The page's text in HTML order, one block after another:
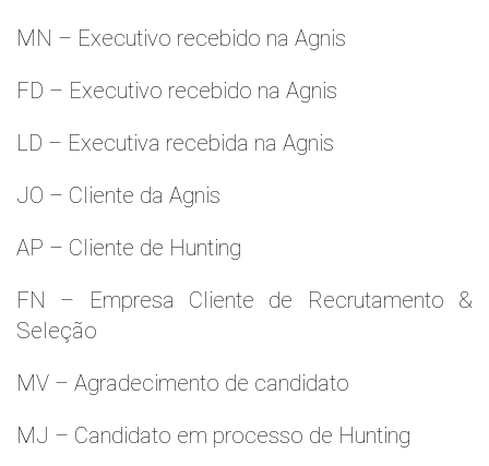
MN – Executivo recebido na Agnis
FD – Executivo recebido na Agnis
LD – Executiva recebida na Agnis
JO – Cliente da Agnis
AP – Cliente de Hunting
FN – Empresa Cliente de Recrutamento &
Seleção
MV – Agradecimento de candidato
MJ – Candidato em processo de Hunting